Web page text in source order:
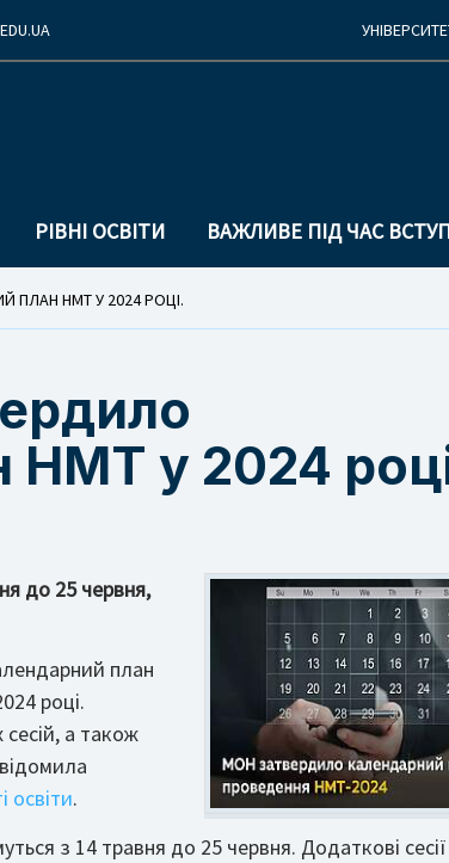
UA
РІВНІ ОСВІТИ ВАЖЛИВЕ ПІД ЧАС
ПЛАН НМТ У 2024 РОЦІ.
НМТ у 2024
до 25 червня,
план
році.
а також
освіти.
з 14 травня до 25 червня. Додаткові сесії